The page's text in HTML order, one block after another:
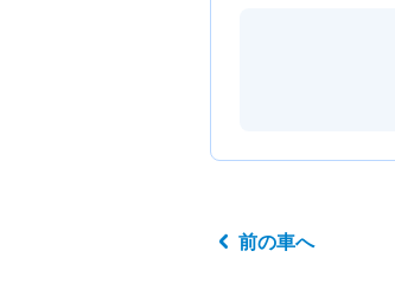
前の車へ